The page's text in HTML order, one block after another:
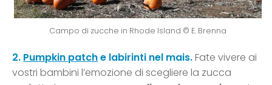
Campo di zucche in Rhode Island © E. Brenna
2. Pumpkin patche labirinti nel mais.Fate vivere ai
vostri bambini l’emozione di scegliere la zucca